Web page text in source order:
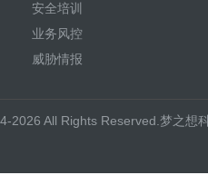
安全培训
业务风控
威胁情报
2026 All Rights Reserved.梦之想